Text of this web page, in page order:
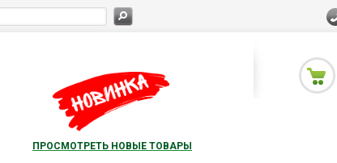
ПРОСМОТРЕТЬ НОВЫЕ ТОВАРЫ